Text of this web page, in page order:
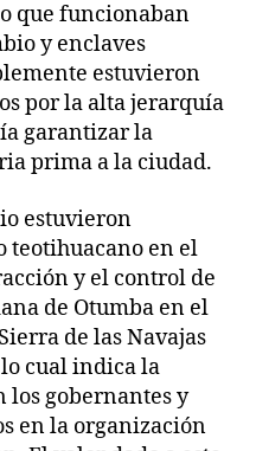
que funcionaban
y enclaves
estuvieron
por la alta jerarquía
garantizar la
prima a la ciudad.
estuvieron
teotihuacano en el
y el control de
de Otumba en el
de las Navajas
cual indica la
gobernantes y
en la organización